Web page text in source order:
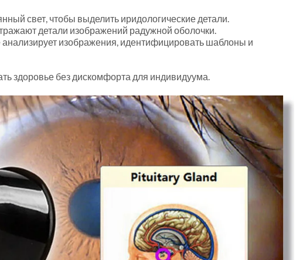
свет, чтобы выделить иридологические детали.
детали изображений радужной оболочки.
изображения, идентифицировать шаблоны и
здоровье без дискомфорта для индивидуума.